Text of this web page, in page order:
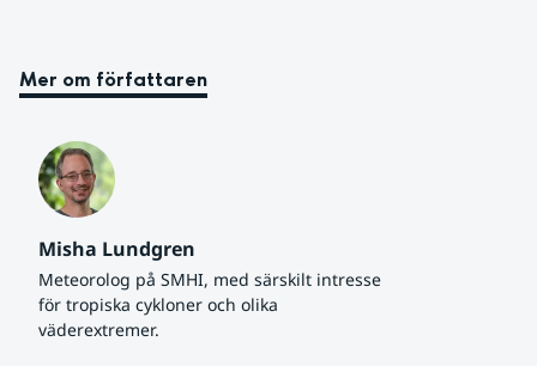
Mer om författaren
Misha Lundgren
Meteorolog på SMHI, med särskilt intresse
för tropiska cykloner och olika
väderextremer.